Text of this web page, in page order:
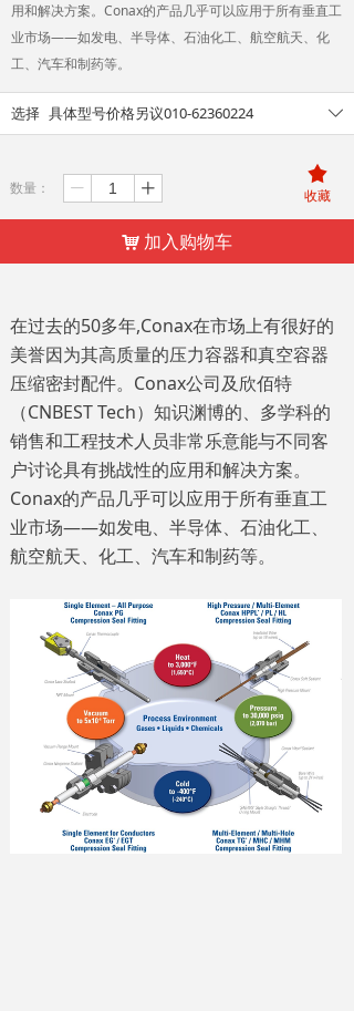
用和解决方案。Conax的产品几乎可以应用于所有垂直工
业市场——如发电、半导体、石油化工、航空航天、化
工、汽车和制药等。
ꄳ
选择 具体型号价格另议010-62360224
낙 加入购物车
数量： ꄷ ꄸ
在过去的50多年,Conax在市场上有很好的
美誉因为其高质量的压力容器和真空容器
压缩密封配件。Conax公司及欣佰特
（CNBEST Tech）知识渊博的、多学科的
销售和工程技术人员非常乐意能与不同客
户讨论具有挑战性的应用和解决方案。
Conax的产品几乎可以应用于所有垂直工
业市场——如发电、半导体、石油化工、
航空航天、化工、汽车和制药等。
끄
收藏